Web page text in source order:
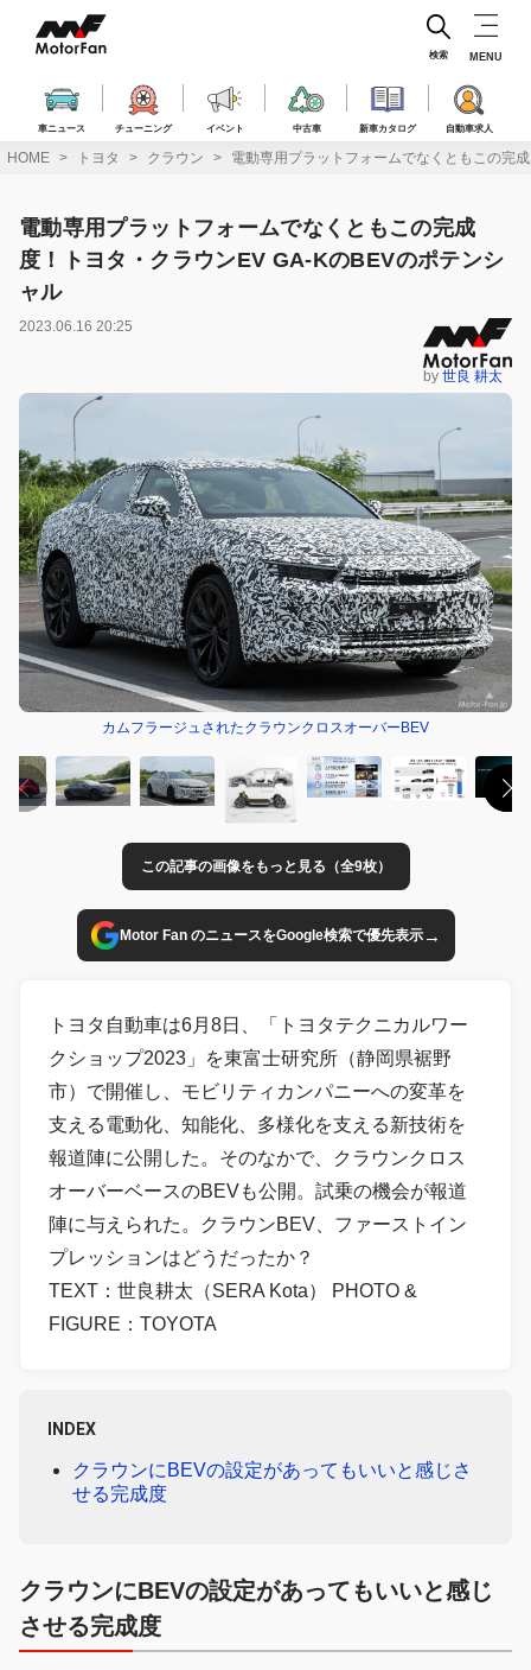
ス
車ニュース チューニング イベント 中古車 新車カタログ 自動車求人
検索 MENU
HOME トヨタ クラウン 電動専用プラットフォームでなくともこの完
電動専用プラットフォームでなくともこの完成
度！トヨタ・クラウンEV GA-KのBEVのポテンシ
ャル
2023.06.16 20:25
by 世良 耕太
カムフラージュされたクラウンクロスオーバーBEV
この記事の画像をもっと見る（全9枚）
Motor Fan のニュースをGoogle検索で優先表示→
トヨタ自動車は6月8日、「トヨタテクニカルワー
クショップ2023」を東富士研究所（静岡県裾野
市）で開催し、モビリティカンパニーへの変革を
支える電動化、知能化、多様化を支える新技術を
報道陣に公開した。そのなかで、クラウンクロス
オーバーベースのBEVも公開。試乗の機会が報道
陣に与えられた。クラウンBEV、ファーストイン
プレッションはどうだったか？
TEXT：世良耕太（SERA Kota） PHOTO &
FIGURE：TOYOTA
INDEX
クラウンにBEVの設定があってもいいと感じさ
せる完成度
クラウンにBEVの設定があってもいいと感じ
させる完成度